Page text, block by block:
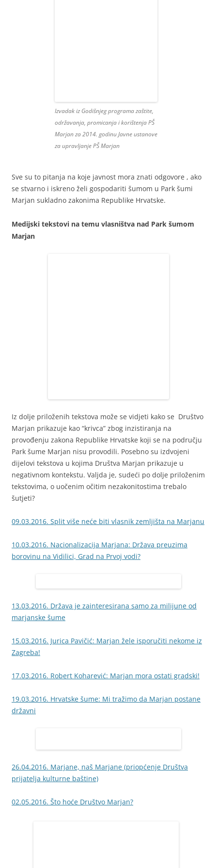
Izvadak iz Godišnjeg programa zaštite,
održavanja, promicanja i korištenja PŠ
Marjan za 2014. godinu Javne ustanove
za upravljanje PŠ Marjan
Sve su to pitanja na koje javnost mora znati odgovore , ako
se stvarno i iskreno želi gospodariti šumom u Park šumi
Marjan sukladno zakonima Republike Hrvatske.
Medijski tekstovi na temu vlasništva nad Park šumom
Marjan
Iz dolje priloženih tekstova može se vidjeti kako se Društvo
Marjan prikazuje kao “krivca” zbog inzistiranja na
provođenju zakona Republike Hrvatske koji se na području
Park šume Marjan nisu provodili. Posebno su izdvojeni
dijelovi tekstova u kojima Društva Marjan prikazuje u
negativnom kontekstu. Valjda je, sudeći po dolje priloženim
tekstovima, o uočenim očitim nezakonitostima trebalo
šutjeti?
09.03.2016. Split više neće biti vlasnik zemljišta na Marjanu
10.03.2016. Nacionalizacija Marjana: Država preuzima
borovinu na Vidilici, Grad na Prvoj vodi?
13.03.2016. Država je zainteresirana samo za milijune od
marjanske šume
15.03.2016. Jurica Pavičić: Marjan žele isporučiti nekome iz
Zagreba!
17.03.2016. Robert Koharević: Marjan mora ostati gradski!
19.03.2016. Hrvatske šume: Mi tražimo da Marjan postane
državni
26.04.2016. Marjane, naš Marjane (priopćenje Društva
prijatelja kulturne baštine)
02.05.2016. Što hoće Društvo Marjan?